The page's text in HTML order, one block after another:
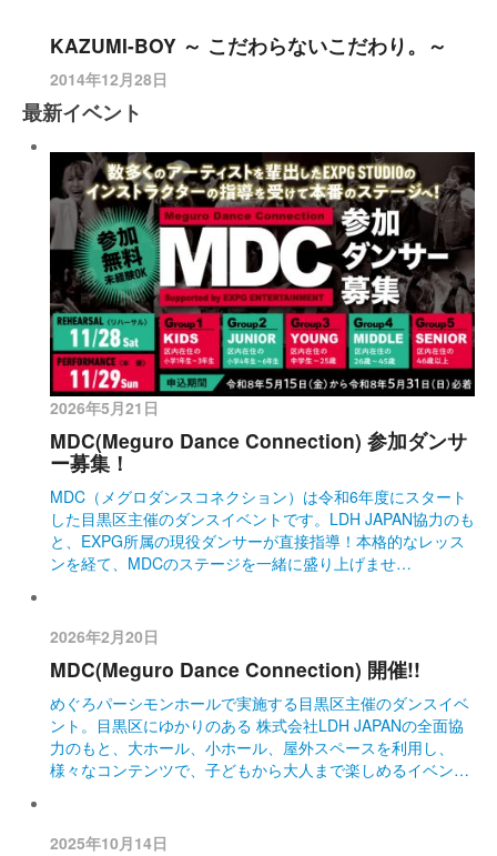
KAZUMI-BOY ～ こだわらないこだわり。～
2014年12月28日
最新イベント
2026年5月21日
MDC(Meguro Dance Connection) 参加ダンサ
ー募集！
MDC（メグロダンスコネクション）は令和6年度にスタート
した目黒区主催のダンスイベントです。LDH JAPAN協力のも
と、EXPG所属の現役ダンサーが直接指導！本格的なレッス
ンを経て、MDCのステージを一緒に盛り上げませ…
2026年2月20日
MDC(Meguro Dance Connection) 開催!!
めぐろパーシモンホールで実施する目黒区主催のダンスイベ
ント。目黒区にゆかりのある 株式会社LDH JAPANの全面協
力のもと、大ホール、小ホール、屋外スペースを利用し、
様々なコンテンツで、子どもから大人まで楽しめるイベン…
2025年10月14日